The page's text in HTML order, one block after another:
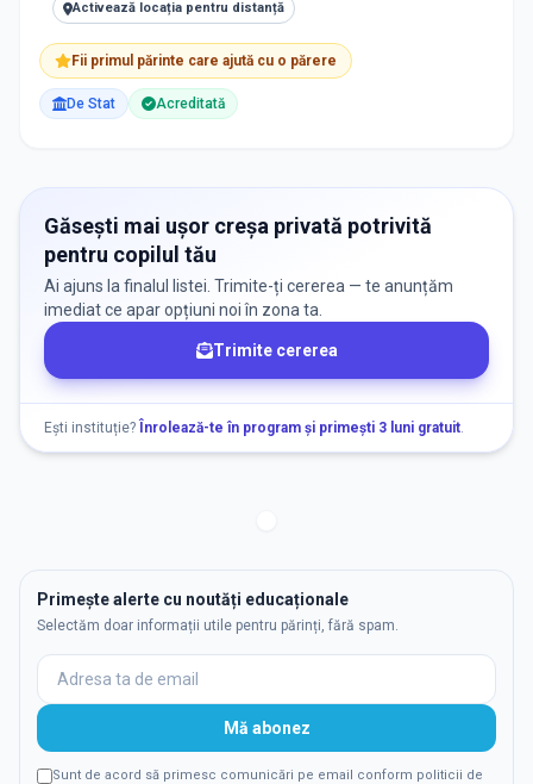
Activează locația pentru distanță
Fii primul părinte care ajută cu o părere
De Stat Acreditată
Găsești mai ușor creșa privată potrivită
pentru copilul tău
Ai ajuns la finalul listei. Trimite-ți cererea — te anunțăm
imediat ce apar opțiuni noi în zona ta.
Trimite cererea
Ești instituție? Înrolează-te în program și primești 3 luni gratuit.
Primește alerte cu noutăți educaționale
Selectăm doar informații utile pentru părinți, fără spam.
Mă abonez
Sunt de acord să primesc comunicări pe email conform politicii de